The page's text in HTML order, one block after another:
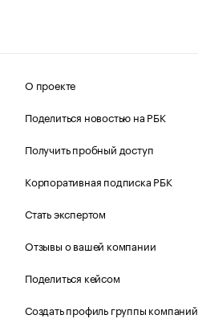
О проекте
Поделиться новостью на РБК
Получить пробный доступ
Корпоративная подписка РБК
Стать экспертом
Отзывы о вашей компании
Поделиться кейсом
Создать профиль группы компаний